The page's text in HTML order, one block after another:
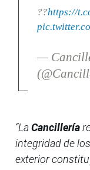
??https://
—
“LaCancillería
integridad de
exterior